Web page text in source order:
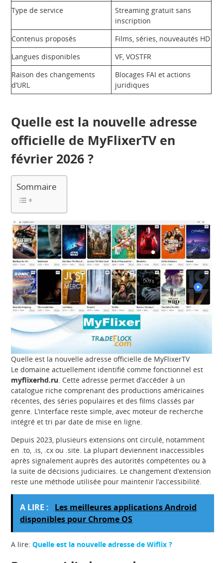
Type de service
Streaming gratuit sans
inscription
Contenus proposés
Films, séries, nouveautés HD
Langues disponibles
VF, VOSTFR
Raison des changements
d’URL
Blocages FAI et actions
juridiques
Quelle est la nouvelle adresse
officielle de MyFlixerTV en
février 2026 ?
Sommaire
Quelle est la nouvelle adresse officielle de MyFlixerTV
Le domaine actuellement identifié comme fonctionnel est
myflixerhd.ru. Cette adresse permet d’accéder à un
catalogue riche comprenant des productions américaines
récentes, des séries populaires et des films classés par
genre. L’interface reste simple, avec moteur de recherche
intégré et tri par date de mise en ligne.
Depuis 2023, plusieurs extensions ont circulé, notamment
en .to, .is, .cx ou .site. La plupart deviennent inaccessibles
après signalement auprès des autorités compétentes ou à
la suite de décisions judiciaires. Le changement d’extension
reste une méthode utilisée pour maintenir l’accessibilité.
A LIRE :
Les meilleures applications Android
disponibles pour Chrome OS
A lire:Quelle est la nouvelle adresse de Wiflix ?